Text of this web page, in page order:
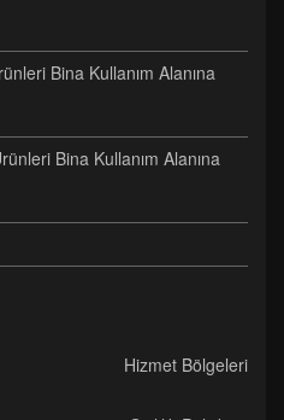
Bina Kullanım Alanına
Bina Kullanım Alanına
Hizmet Bölgeleri